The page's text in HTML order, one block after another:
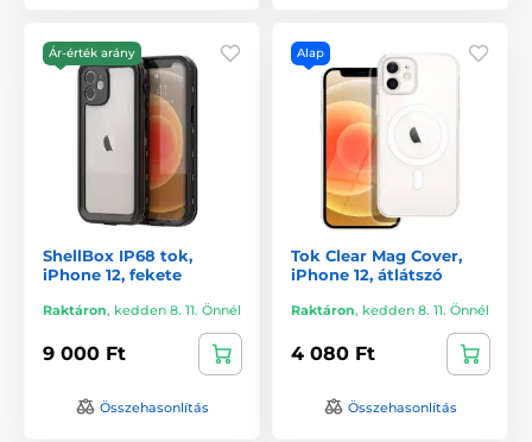
Ár-érték arány
ShellBox IP68 tok,
iPhone 12, fekete
Raktáron, kedden 8. 11. Önnél
9 000 Ft
Összehasonlítás
Alap
Tok Clear Mag Cover,
iPhone 12, átlátszó
Raktáron, kedden 8. 11. Önnél
4 080 Ft
Összehasonlítás